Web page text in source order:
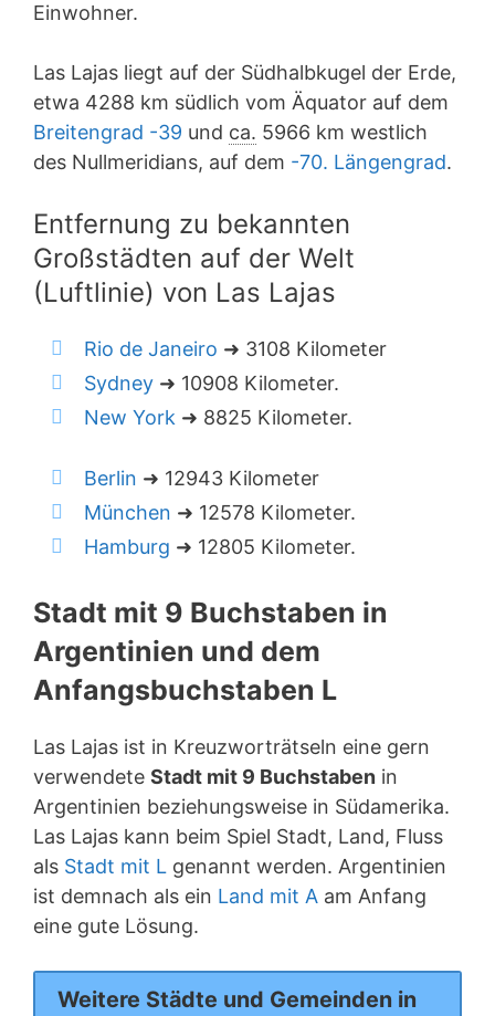
Einwohner.
Las Lajas liegt auf der Südhalbkugel der Erde,
etwa 4288 km südlich vom Äquator auf dem
Breitengrad -39 und ca. 5966 km westlich
des Nullmeridians, auf dem -70. Längengrad.
Entfernung zu bekannten
Großstädten auf der Welt
(Luftlinie) von Las Lajas
Rio de Janeiro ➜ 3108 Kilometer
Sydney ➜ 10908 Kilometer.
New York ➜ 8825 Kilometer.
Berlin ➜ 12943 Kilometer
München ➜ 12578 Kilometer.
Hamburg ➜ 12805 Kilometer.
Stadt mit 9 Buchstaben in
Argentinien und dem
Anfangsbuchstaben L
Las Lajas ist in Kreuzworträtseln eine gern
verwendete Stadt mit 9 Buchstaben in
Argentinien beziehungsweise in Südamerika.
Las Lajas kann beim Spiel Stadt, Land, Fluss
als Stadt mit L genannt werden. Argentinien
ist demnach als ein Land mit A am Anfang
eine gute Lösung.
Weitere Städte und Gemeinden in